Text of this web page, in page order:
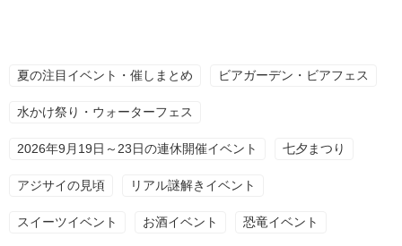
夏の注目イベント・催しまとめ ビアガーデン・ビアフェス
水かけ祭り・ウォーターフェス
2026年9月19日～23日の連休開催イベント 七夕まつり
アジサイの見頃 リアル謎解きイベント
スイーツイベント お酒イベント 恐竜イベント